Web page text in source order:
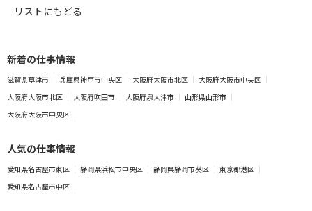
リストにもどる
新着の仕事情報
滋賀県草津市 兵庫県神戸市中央区 大阪府大阪市北区
大阪府大阪市中央区
大阪府大阪市北区
大阪府吹田市 大阪府泉大津市
山形県山形市
大阪府大阪市中央区
人気の仕事情報
愛知県名古屋市東区 静岡県浜松市中央区 静岡県静岡市葵区
東京都港区
愛知県名古屋市中区